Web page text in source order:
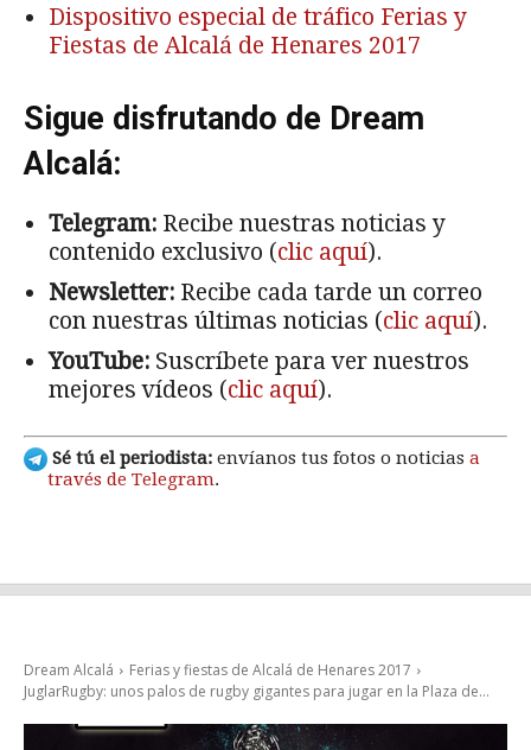
Dispositivo especial de tráfico Ferias y
Fiestas de Alcalá de Henares 2017
Sigue disfrutando de Dream
Alcalá:
Telegram: Recibe nuestras noticias y
contenido exclusivo (clic aquí).
Newsletter: Recibe cada tarde un correo
con nuestras últimas noticias (clic aquí).
YouTube: Suscríbete para ver nuestros
mejores vídeos (clic aquí).
Sé tú el periodista: envíanos tus fotos o noticias a
través de Telegram.